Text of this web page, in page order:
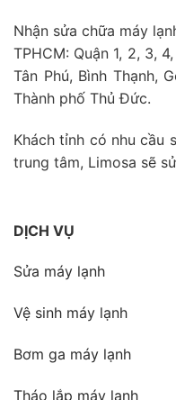
Nhận sửa chữa máy
TPHCM: Quận 1, 2, 3,
Tân Phú, Bình Thạnh,
Thành phố Thủ Đức.
Khách tỉnh có nhu cầu
trung tâm, Limosa sẽ
DỊCH VỤ
Sửa máy lạnh
Vệ sinh máy lạnh
Bơm ga máy lạnh
Tháo lắp máy lạnh